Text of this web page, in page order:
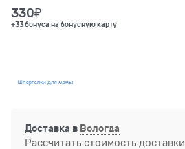
330₽
+33 бонуса на бонусную карту
Доставка в Вологда
Рассчитать стоимость доставки